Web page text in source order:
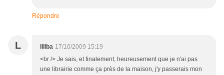
Répondre
L liliba 17/10/2009 15:19
<br /> Je sais, et finalement, heureusement que je n'ai pas
une librairie comme ça près de la maison, j'y passerais mon